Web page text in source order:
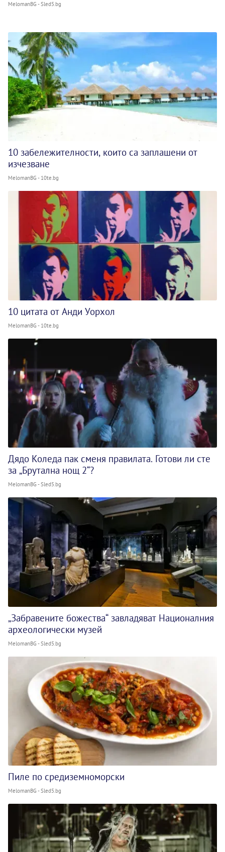
MelomanBG - Sled5.bg
10 забележителности, които са заплашени от
изчезване
MelomanBG - 10te.bg
10 цитата от Анди Уорхол
MelomanBG - 10te.bg
Дядо Коледа пак сменя правилата. Готови ли сте
за „Брутална нощ 2“?
MelomanBG - Sled5.bg
„Забравените божества“ завладяват Националния
археологически музей
MelomanBG - Sled5.bg
Пиле по средиземноморски
MelomanBG - Sled5.bg